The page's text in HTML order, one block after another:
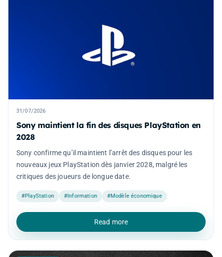
31/07/2026
Sony maintient la fin des disques PlayStation en
2028
Sony confirme qu’il maintient l’arrêt des disques pour les
nouveaux jeux PlayStation dès janvier 2028, malgré les
critiques des joueurs de longue date.
#PlayStation #Information #Modèle économique
Read more